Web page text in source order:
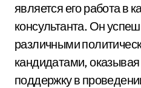
является его работа в
консультанта. Он
различными
кандидатами,
поддержку в